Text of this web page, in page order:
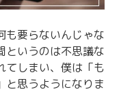
も要らないんじゃな
というのは不思議な
てしまい、僕は「も
と思うようになりま